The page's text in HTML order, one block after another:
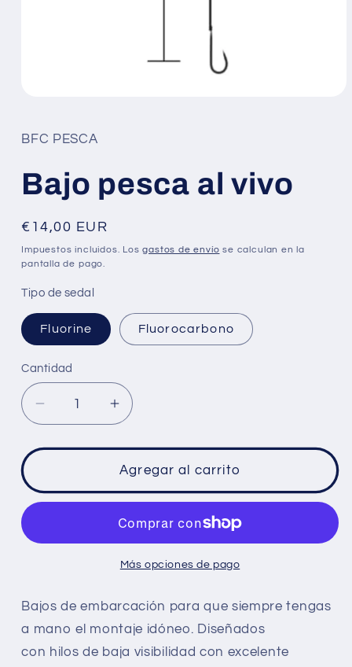
1
ventana
modal
BFC PESCA
Bajo pesca al vivo
Precio
habitual
€14,00 EUR
Impuestos incluidos. Losgastos de envío se calculan en la
pantalla de pago.
Tipo de sedal
Fluorine Fluorocarbono
Cantidad
Reducir
cantidad
para
pesca
al
Aumentar
cantidad
para
Bajo
pesca
al
vivo
Agregar al carrito
Más opciones de pago
Bajos de embarcación para que siempre tengas
a mano el montaje idóneo. Diseñados
con hilos de baja visibilidad con excelente